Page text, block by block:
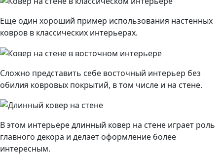
Еще один хороший пример использования настенных
ковров в классических интерьерах.
Сложно представить себе восточный интерьер без
обилия ковровых покрытий, в том числе и на стене.
В этом интерьере длинный ковер на стене играет роль
главного декора и делает оформление более
интересным.